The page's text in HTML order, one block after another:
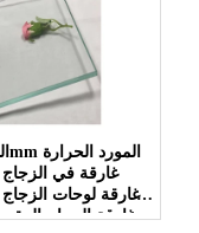
غارقة في الزجاج
غارقة لوحات الزجاج